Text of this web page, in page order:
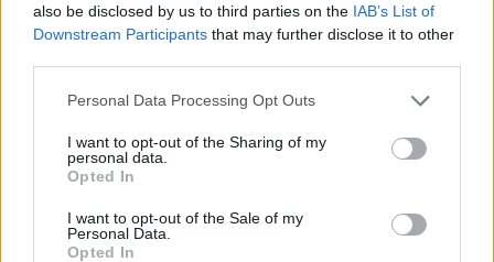
also be disclosed by us to third parties on the IAB’s List of
Downstream Participants that may further disclose it to other
Personal Data Processing Opt Outs
I want to opt-out of the Sharing of my
personal data.
Opted In
I want to opt-out of the Sale of my
Personal Data.
Opted In